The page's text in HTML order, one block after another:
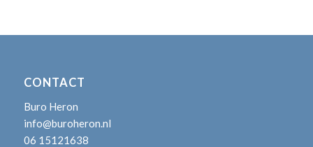
CONTACT
Buro Heron
info@buroheron.nl
06 15121638